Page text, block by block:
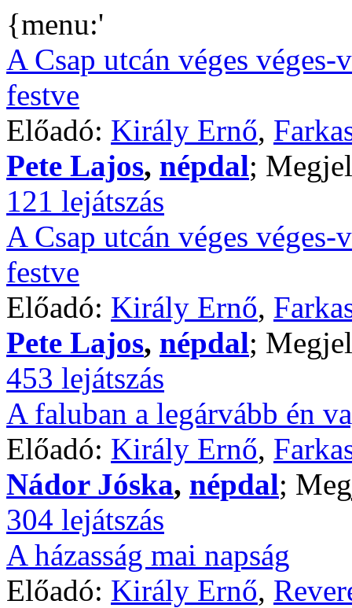
{menu:'
A Csap utcán véges
festve
Előadó: Király Ernő,
Pete Lajos, népdal;
121 lejátszás
A Csap utcán véges
festve
Előadó: Király Ernő,
Pete Lajos, népdal;
453 lejátszás
A faluban a legárvább én
Előadó: Király Ernő,
Nádor Jóska, népdal;
304 lejátszás
A házasság mai napság
Előadó: Király Ernő,